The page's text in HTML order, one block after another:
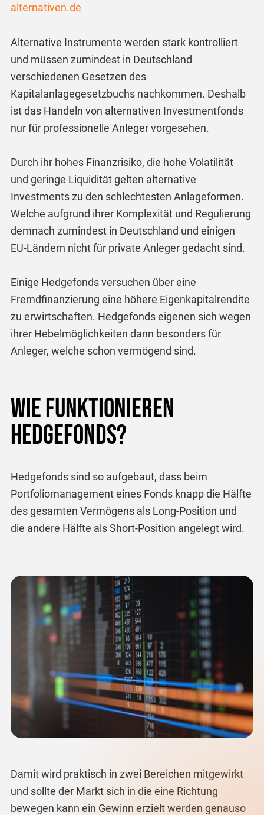
alternativen.de
Alternative Instrumente werden stark kontrolliert
und müssen zumindest in Deutschland
verschiedenen Gesetzen des
Kapitalanlagegesetzbuchs nachkommen. Deshalb
ist das Handeln von alternativen Investmentfonds
nur für professionelle Anleger vorgesehen.
Durch ihr hohes Finanzrisiko, die hohe Volatilität
und geringe Liquidität gelten alternative
Investments zu den schlechtesten Anlageformen.
Welche aufgrund ihrer Komplexität und Regulierung
demnach zumindest in Deutschland und einigen
EU-Ländern nicht für private Anleger gedacht sind.
Einige Hedgefonds versuchen über eine
Fremdfinanzierung eine höhere Eigenkapitalrendite
zu erwirtschaften. Hedgefonds eigenen sich wegen
ihrer Hebelmöglichkeiten dann besonders für
Anleger, welche schon vermögend sind.
Wie funktionieren
Hedgefonds?
Hedgefonds sind so aufgebaut, dass beim
Portfoliomanagement eines Fonds knapp die Hälfte
des gesamten Vermögens als Long-Position und
die andere Hälfte als Short-Position angelegt wird.
Damit wird praktisch in zwei Bereichen mitgewirkt
und sollte der Markt sich in die eine Richtung
bewegen kann ein Gewinn erzielt werden genauso